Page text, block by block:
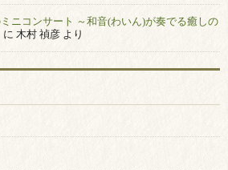
ニコンサート ～和音(わいん)が奏でる癒しの
に 木村 禎彦 より